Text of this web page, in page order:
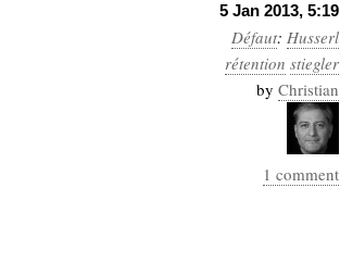
5 Jan 2013, 5:19
Défaut: Husserl
rétention stiegler
by Christian
1 comment